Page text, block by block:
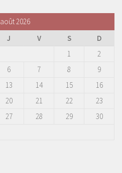
août 2026
J V S
D
1
2
6 7 8
9
13 14 15
16
20 21 22
23
27 28 29
30